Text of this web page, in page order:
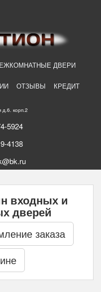
ДВЕРИ
ОТЗЫВЫ КРЕДИТ
д.6. корп.2
5924
4138
входных и
дверей
заказа